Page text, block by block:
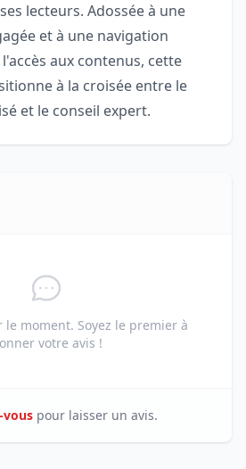
lecteurs. Adossée à une
et à une navigation
aux contenus, cette
à la croisée entre le
et le conseil expert.
le moment. Soyez le premier à
votre avis !
vous pour laisser un avis.